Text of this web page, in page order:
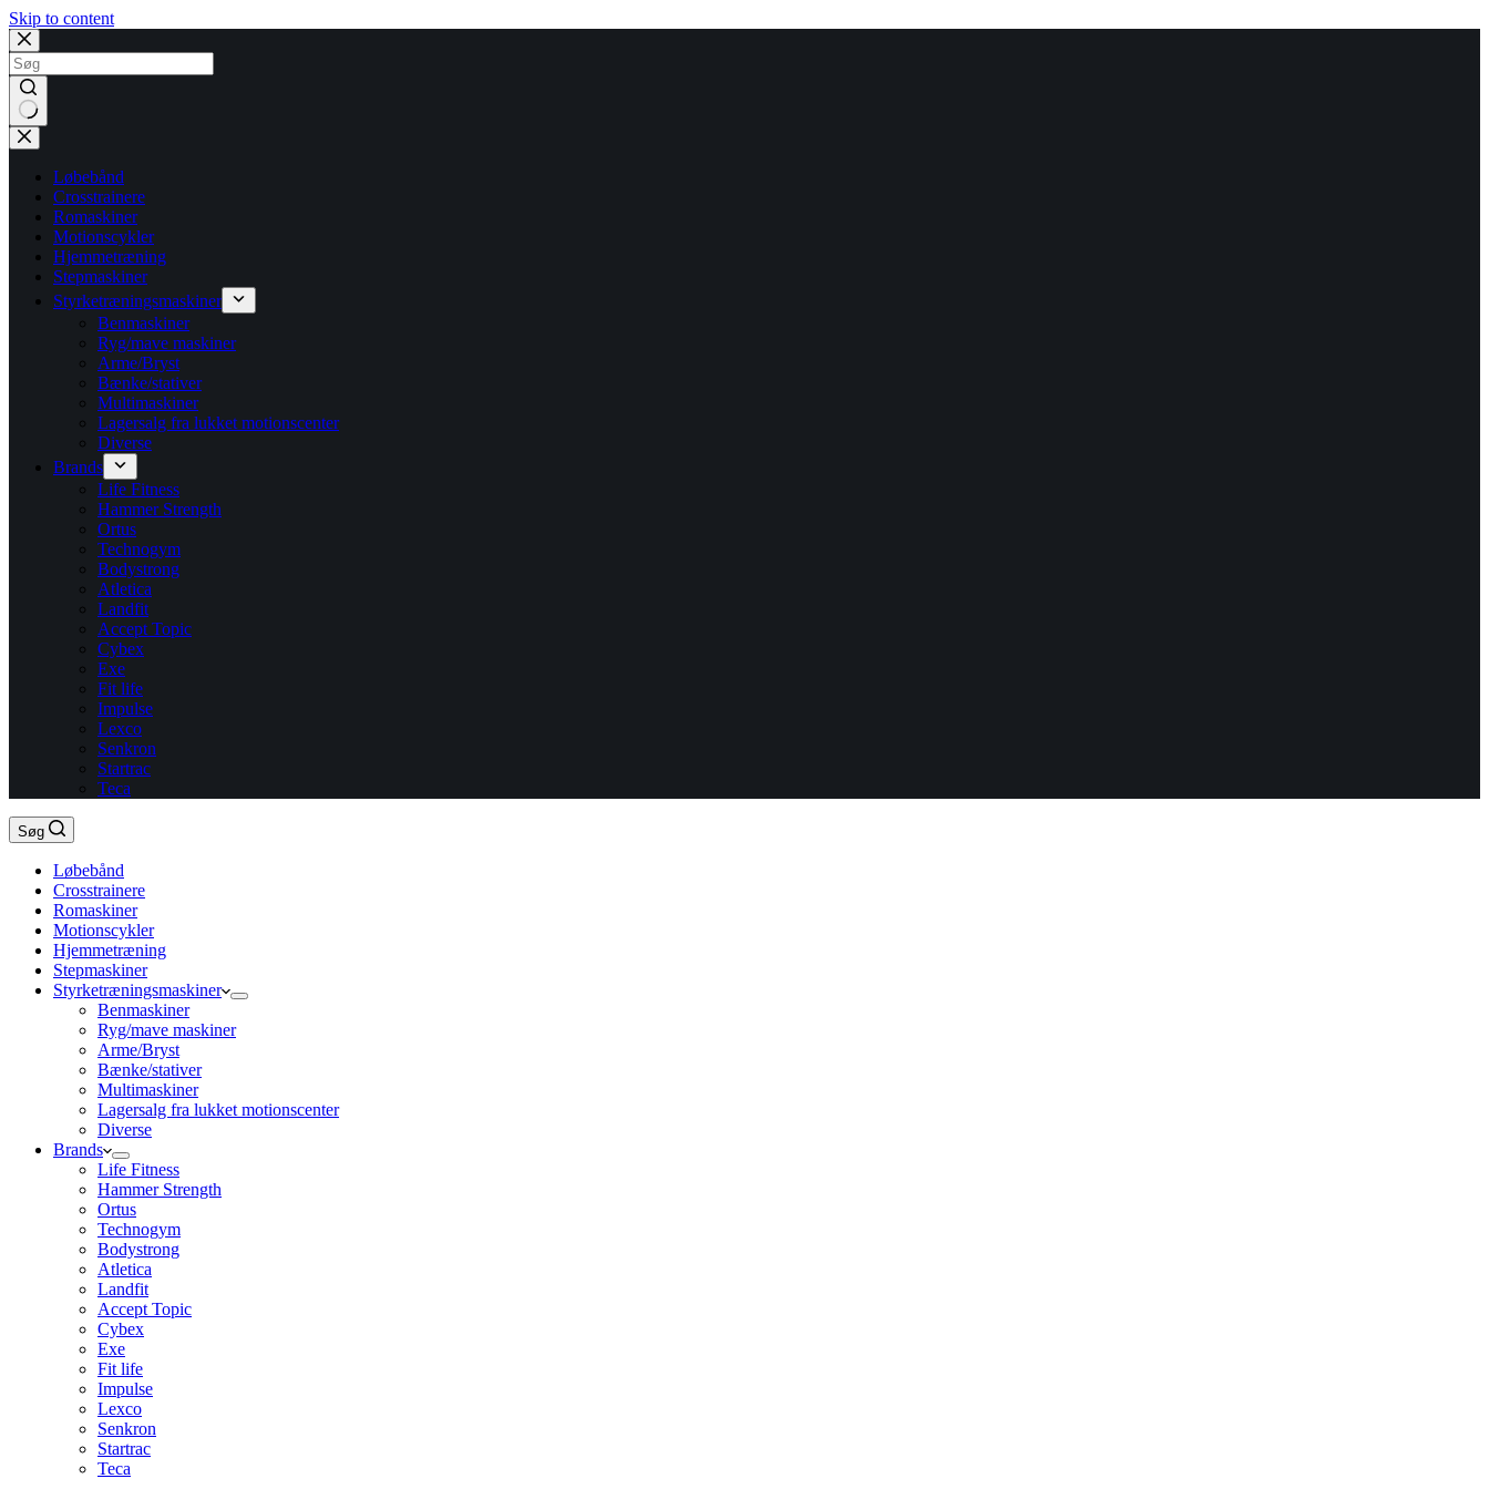
Skip to content
No
results
Løbebånd
Crosstrainere
Romaskiner
Motionscykler
Hjemmetræning
Stepmaskiner
Styrketræningsmaskiner
Benmaskiner
Ryg/mave maskiner
Arme/Bryst
Bænke/stativer
Multimaskiner
Lagersalg fra lukket motionscenter
Diverse
Brands
Life Fitness
Hammer Strength
Ortus
Technogym
Bodystrong
Atletica
Landfit
Accept Topic
Cybex
Exe
Fit life
Impulse
Lexco
Senkron
Startrac
Teca
Søg
Løbebånd
Crosstrainere
Romaskiner
Motionscykler
Hjemmetræning
Stepmaskiner
Styrketræningsmaskiner
Benmaskiner
Ryg/mave maskiner
Arme/Bryst
Bænke/stativer
Multimaskiner
Lagersalg fra lukket motionscenter
Diverse
Brands
Life Fitness
Hammer Strength
Ortus
Technogym
Bodystrong
Atletica
Landfit
Accept Topic
Cybex
Exe
Fit life
Impulse
Lexco
Senkron
Startrac
Teca